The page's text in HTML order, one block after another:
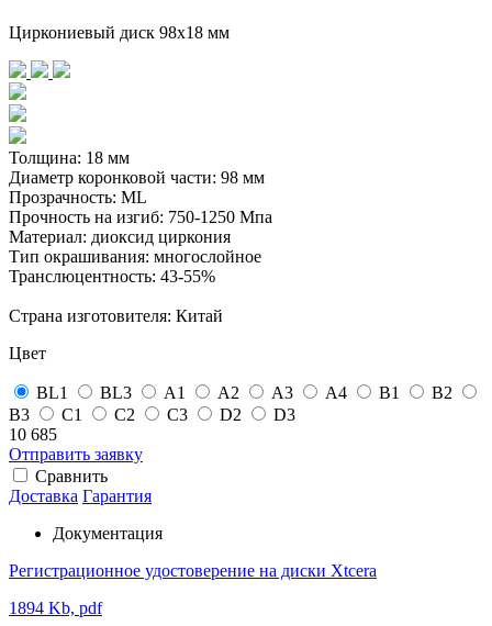
Циркониевый диск 98х18 мм
Толщина: 18 мм
Диаметр коронковой части: 98 мм
Прозрачность: ML
Прочность на изгиб: 750-1250 Мпа
Материал: диоксид циркония
Тип окрашивания: многослойное
Транслюцентность: 43-55%
Страна изготовителя: Китай
Цвет
BL1 BL3 А1 А2 А3 А4 B1
B2
B3
С1 С2 С3 D2
D3
10 685
Отправить заявку
Сравнить
Доставка Гарантия
Документация
Регистрационное удостоверение на диски Xtcera
1894 Kb, pdf